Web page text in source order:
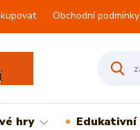
Obchodní podmínky
hry Edukativní